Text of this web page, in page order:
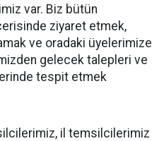
var. Biz bütün
ziyaret etmek,
ve oradaki üyelerimize
gelecek talepleri ve
tespit etmek
il temsilcilerimiz